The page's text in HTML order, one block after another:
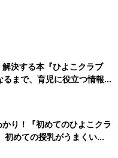
決する本『ひよこクラブ
まで、育児に役立つ情報が
り！『初めてのひよこクラ
初めての授乳がうまくい
本と夏のトラブル 解決テ